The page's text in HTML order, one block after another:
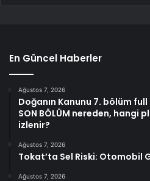
En Güncel Haberler
Ağustos 7, 2026
Doğanın Kanunu 7. bölüm full
SON BÖLÜM nereden, hangi
izlenir?
Ağustos 7, 2026
Tokat’ta Sel Riski: Otomobil
Ağustos 7, 2026